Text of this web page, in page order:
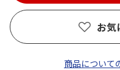
お気
商品について